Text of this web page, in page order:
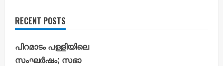
RECENT POSTS
പിറമാടം പള്ളിയിലെ
സംഘർഷം; സഭാ